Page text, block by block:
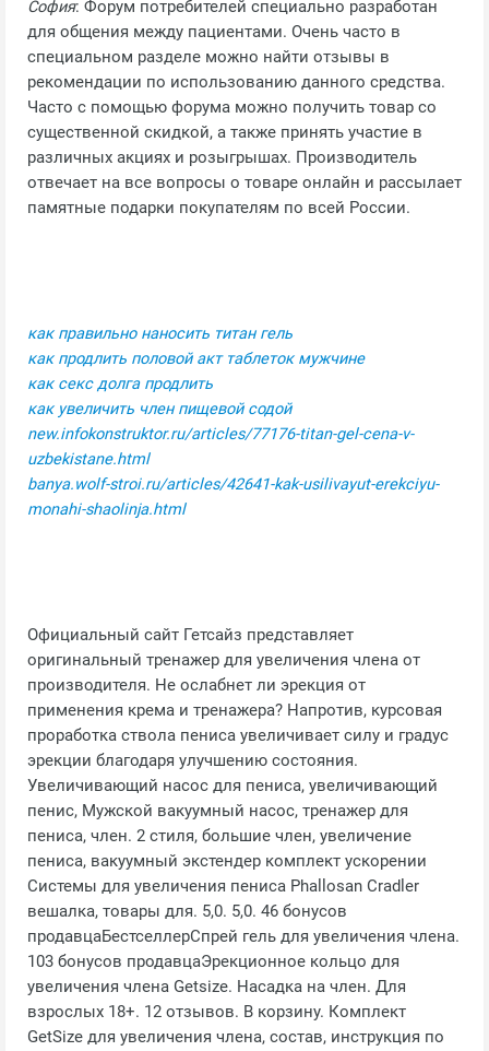
София: Форум потребителей специально разработан
для общения между пациентами. Очень часто в
специальном разделе можно найти отзывы в
рекомендации по использованию данного средства.
Часто с помощью форума можно получить товар со
существенной скидкой, а также принять участие в
различных акциях и розыгрышах. Производитель
отвечает на все вопросы о товаре онлайн и рассылает
памятные подарки покупателям по всей России.
как правильно наносить титан гель
как продлить половой акт таблеток мужчине
как секс долга продлить
как увеличить член пищевой содой
new.infokonstruktor.ru/articles/77176-titan-gel-cena-v-
uzbekistane.html
banya.wolf-stroi.ru/articles/42641-kak-usilivayut-erekciyu-
monahi-shaolinja.html
Официальный сайт Гетсайз представляет
оригинальный тренажер для увеличения члена от
производителя. Не ослабнет ли эрекция от
применения крема и тренажера? Напротив, курсовая
проработка ствола пениса увеличивает силу и градус
эрекции благодаря улучшению состояния.
Увеличивающий насос для пениса, увеличивающий
пенис, Мужской вакуумный насос, тренажер для
пениса, член. 2 стиля, большие член, увеличение
пениса, вакуумный экстендер комплект ускорении
Системы для увеличения пениса Phallosan Cradler
вешалка, товары для. 5,0. 5,0. 46 бонусов
продавцаБестселлерСпрей гель для увеличения члена.
103 бонусов продавцаЭрекционное кольцо для
увеличения члена Getsize. Насадка на член. Для
взрослых 18+. 12 отзывов. В корзину. Комплект
GetSize для увеличения члена, состав, инструкция по